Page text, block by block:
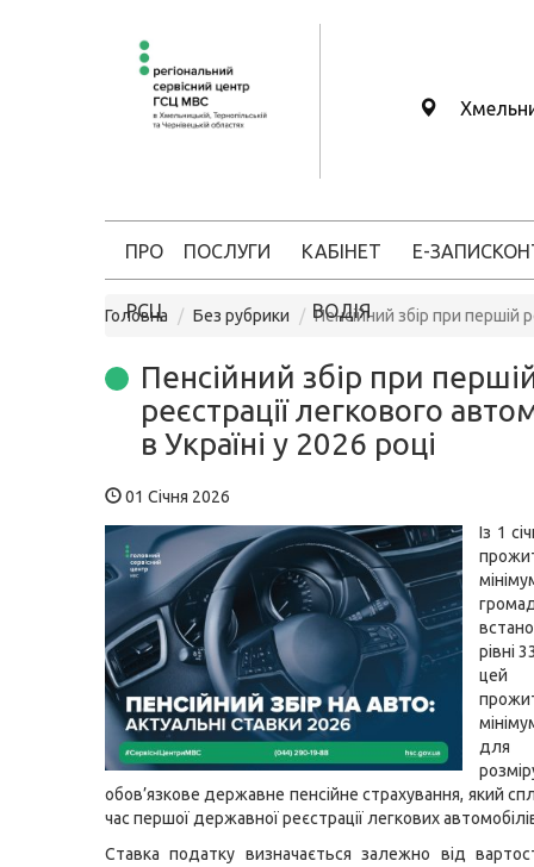
ПРО
РСЦ
ПОСЛУГИ КАБІНЕТ
ВОДІЯ
Е-ЗАПИС
Головна Без рубрики Пенсійний збір при першій
Пенсійний збір при
реєстрації легкового
в Україні у 2026 році
01 Січня 2026
Із 1
рівні
цей
для
обов’язкове державне пенсійне страхування, який
час першої державної реєстрації легкових
Ставка податку визначається залежно від